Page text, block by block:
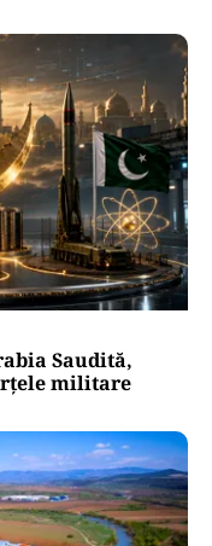
Saudită,
militare